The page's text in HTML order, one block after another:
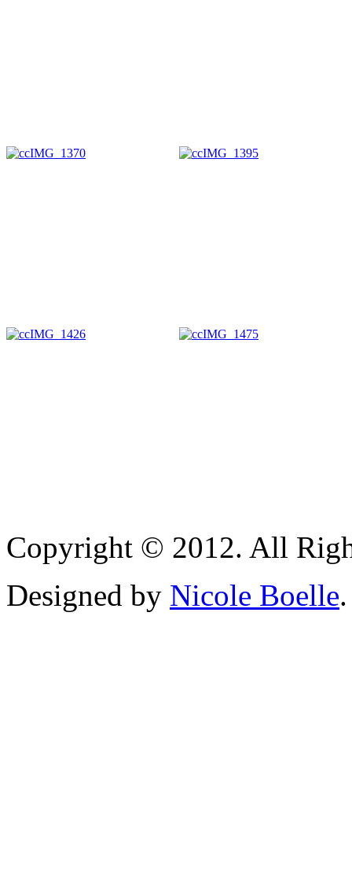
Copyright © 2012. All
Designed by Nicole Boelle.